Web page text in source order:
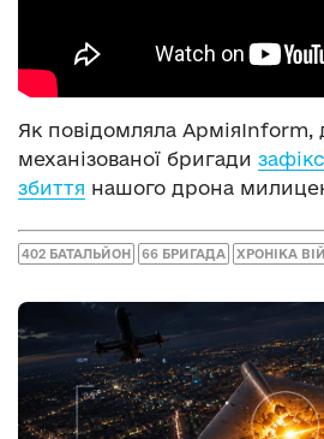
Як повідомляла АрміяInform,
механізованої бригади
збиття нашого дрона
402 БАТАЛЬЙОН 66 БРИГАДА ХРОНІКА